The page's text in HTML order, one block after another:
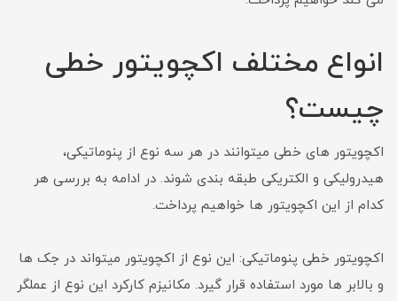
انواع مختلف اکچویتور خطی
چیست؟
اکچویتور های خطی میتوانند در هر سه نوع از پنوماتیکی،
هیدرولیکی و الکتریکی طبقه بندی شوند. در ادامه به بررسی هر
کدام از این اکچویتور ها خواهیم پرداخت.
اکچویتور خطی پنوماتیکی: این نوع از اکچویتور میتواند در جک ها
و بالابر ها مورد استفاده قرار گیرد. مکانیزم کارکرد این نوع از عملگر